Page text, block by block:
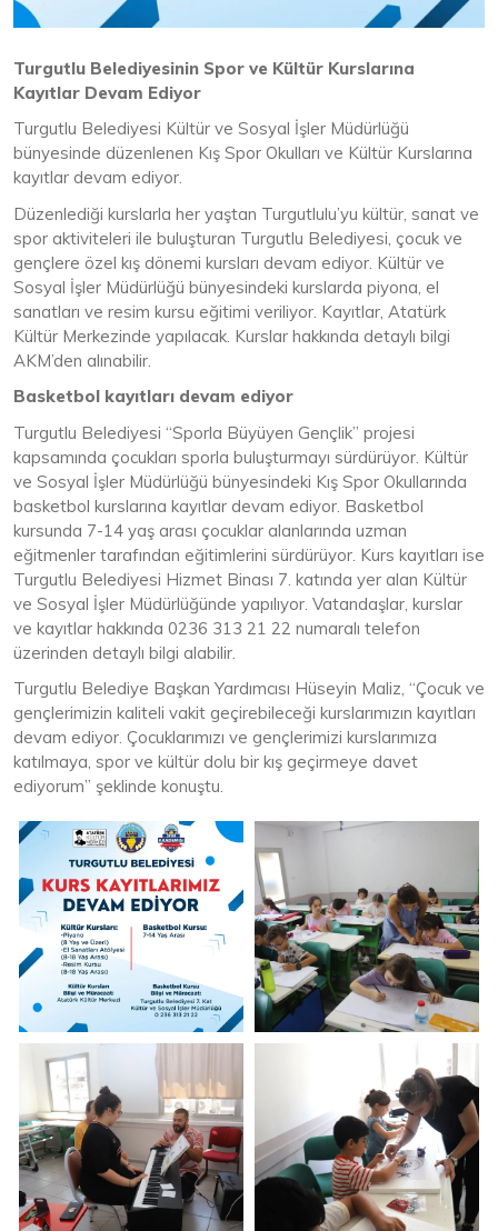
Turgutlu Belediyesinin Spor ve Kültür Kurslarına
Kayıtlar Devam Ediyor
Turgutlu Belediyesi Kültür ve Sosyal İşler Müdürlüğü
bünyesinde düzenlenen Kış Spor Okulları ve Kültür Kurslarına
kayıtlar devam ediyor.
Düzenlediği kurslarla her yaştan Turgutlulu’yu kültür, sanat ve
spor aktiviteleri ile buluşturan Turgutlu Belediyesi, çocuk ve
gençlere özel kış dönemi kursları devam ediyor. Kültür ve
Sosyal İşler Müdürlüğü bünyesindeki kurslarda piyona, el
sanatları ve resim kursu eğitimi veriliyor. Kayıtlar, Atatürk
Kültür Merkezinde yapılacak. Kurslar hakkında detaylı bilgi
AKM’den alınabilir.
Basketbol kayıtları devam ediyor
Turgutlu Belediyesi “Sporla Büyüyen Gençlik” projesi
kapsamında çocukları sporla buluşturmayı sürdürüyor. Kültür
ve Sosyal İşler Müdürlüğü bünyesindeki Kış Spor Okullarında
basketbol kurslarına kayıtlar devam ediyor. Basketbol
kursunda 7-14 yaş arası çocuklar alanlarında uzman
eğitmenler tarafından eğitimlerini sürdürüyor. Kurs kayıtları ise
Turgutlu Belediyesi Hizmet Binası 7. katında yer alan Kültür
ve Sosyal İşler Müdürlüğünde yapılıyor. Vatandaşlar, kurslar
ve kayıtlar hakkında 0236 313 21 22 numaralı telefon
üzerinden detaylı bilgi alabilir.
Turgutlu Belediye Başkan Yardımcısı Hüseyin Maliz, “Çocuk ve
gençlerimizin kaliteli vakit geçirebileceği kurslarımızın kayıtları
devam ediyor. Çocuklarımızı ve gençlerimizi kurslarımıza
katılmaya, spor ve kültür dolu bir kış geçirmeye davet
ediyorum” şeklinde konuştu.